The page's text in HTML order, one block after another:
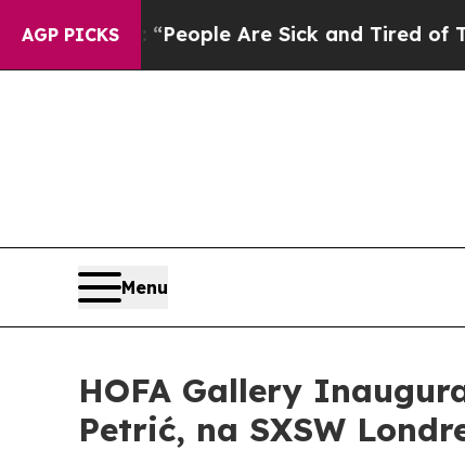
AGP PICKS
Win: “People Are Sick and Tired of This
Menu
HOFA Gallery
Petrić, na SXSW